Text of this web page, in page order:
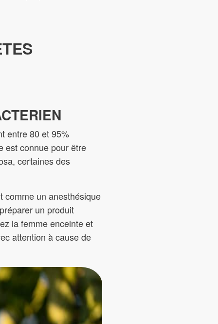
entre 80 et 95%
est connue pour être
certaines des
comme un anesthésique
un produit
la femme enceinte et
attention à cause de